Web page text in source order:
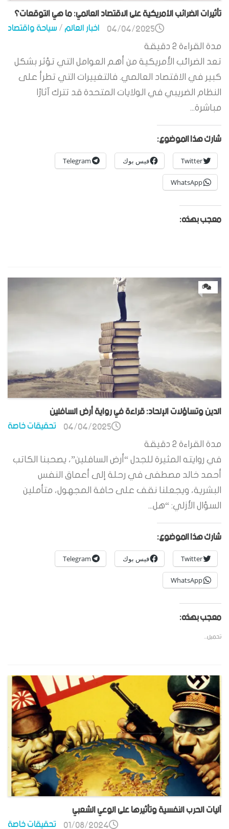
تأثيرات الضرائب الأمريكية على الاقتصاد العالمي: ما هي التوقعات؟
اخبار العالم/سياحة واقتصاد 04/04/2025
مدة القراءة 2 دقيقة
تعد الضرائب الأمريكية من أهم العوامل التي تؤثر بشكل
كبير في الاقتصاد العالمي. فالتغييرات التي تطرأ على
النظام الضريبي في الولايات المتحدة قد تترك آثارًا
مباشرة...
شارك هذا الموضوع:
Twitter فيس بوك Telegram
WhatsApp
معجب بهذه:
0
الدين وتساؤلات الإلحاد: قراءة في رواية أرض السافلين
تحقيقات خاصة 04/04/2025
مدة القراءة 2 دقيقة
في روايته المثيرة للجدل “أرض السافلين”، يصحبنا الكاتب
أحمد خالد مصطفى في رحلة إلى أعماق النفس
البشرية، ويجعلنا نقف على حافة المجهول، متأملين
السؤال الأزلي: “هل...
شارك هذا الموضوع:
Twitter فيس بوك Telegram
WhatsApp
معجب بهذه:
تحميل...
آليات الحرب النفسية وتأثيرها على الوعي الشعبي
تحقيقات خاصة